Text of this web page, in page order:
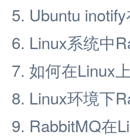
Ubuntu
Linux系统中
如何在Linux
Linux环境下
RabbitMQ在